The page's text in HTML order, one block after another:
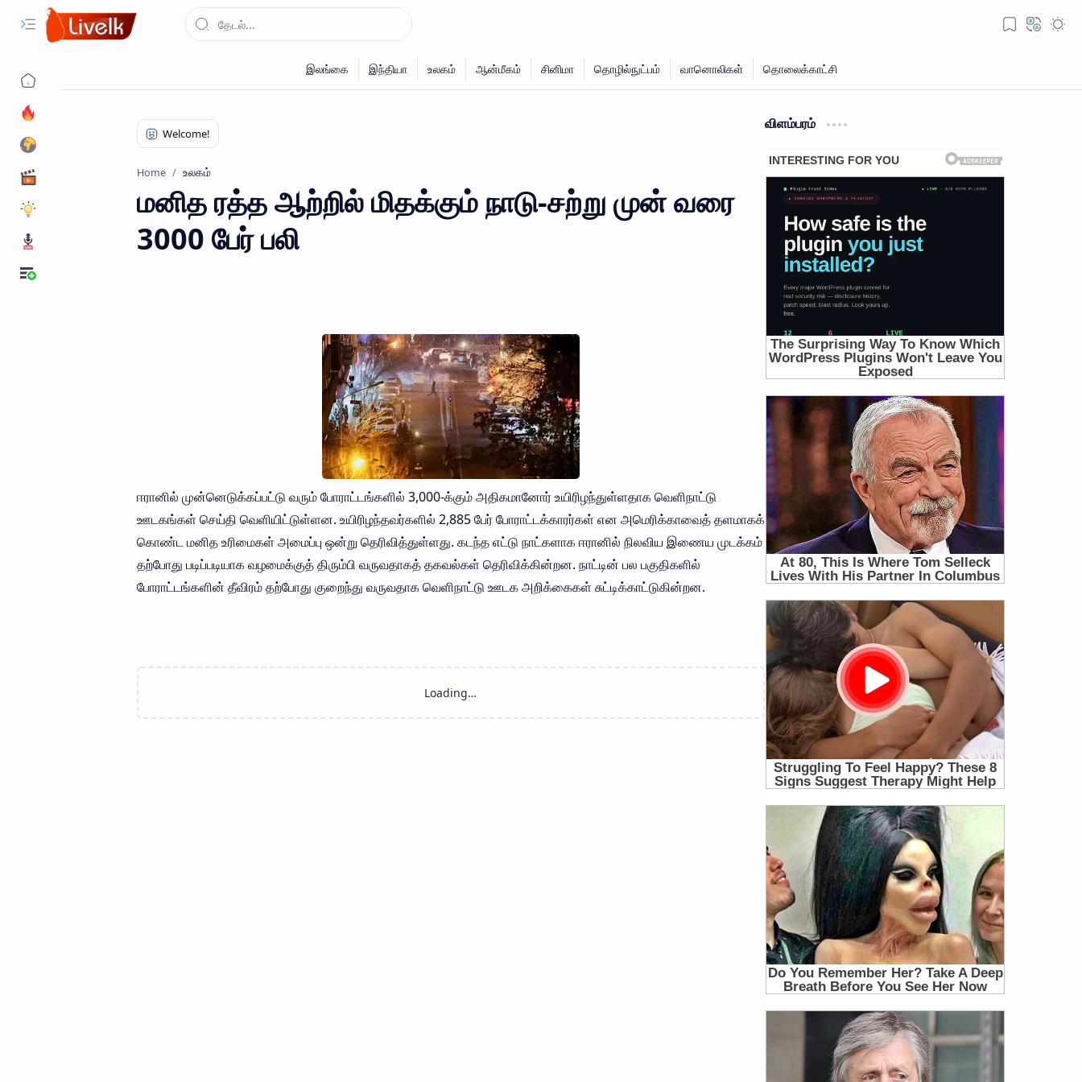
Home உலகம்
மனித ரத்த ஆற்றில் மிதக்கும் நாடு-சற்று முன் வரை
3000 பேர் பலி
ஈரானில் முன்னெடுக்கப்பட்டு வரும் போராட்டங்களில் 3,000-க்கும் அதிகமானோர் உயிரிழந்துள்ளதாக வெளிநாட்டு
ஊடகங்கள் செய்தி வெளியிட்டுள்ளன. உயிரிழந்தவர்களில் 2,885 பேர் போராட்டக்காரர்கள் என அமெரிக்காவைத் தளமாகக்
கொண்ட மனித உரிமைகள் அமைப்பு ஒன்று தெரிவித்துள்ளது. கடந்த எட்டு நாட்களாக ஈரானில் நிலவிய இணைய முடக்கம்
தற்போது படிப்படியாக வழமைக்குத் திரும்பி வருவதாகத் தகவல்கள் தெரிவிக்கின்றன. நாட்டின் பல பகுதிகளில்
போராட்டங்களின் தீவிரம் தற்போது குறைந்து வருவதாக வெளிநாட்டு ஊடக அறிக்கைகள் சுட்டிக்காட்டுகின்றன.
விளம்பரம்